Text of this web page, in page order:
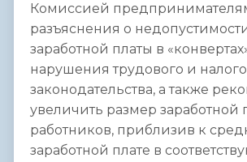
Комиссией
разъяснения о
заработной платы в
нарушения трудового и
законодательства, а также
увеличить размер заработной
работников, приблизив к
заработной плате в